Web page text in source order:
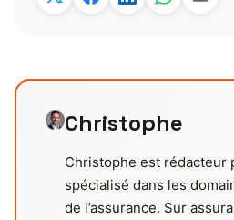
Christophe
Christophe est rédacteur
spécialisé dans les
de l’assurance. Sur